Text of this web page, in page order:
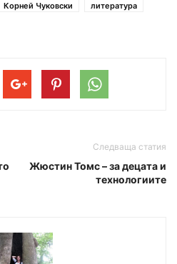
Корней Чуковски
литература
Следваща статия
Жюстин Томс – за децата и
технологиите